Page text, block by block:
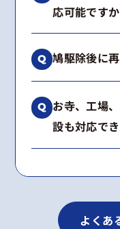
応可能です
カラス、スズメ
モリまで幅広く
種類が不明な場
鳩駆除後に
お付けしていま
期間内に施工箇
施工いたします
お寺、工場
設も対応で
景観への配慮や
わせた最適な工
よくあ